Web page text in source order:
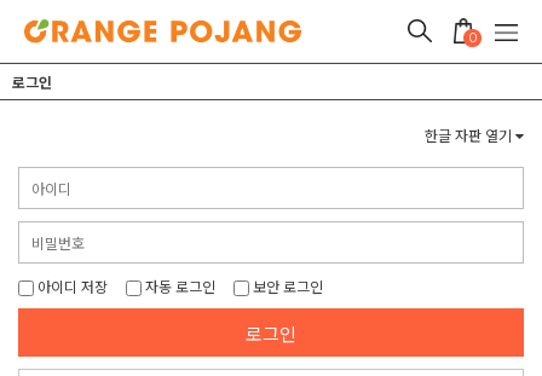
0
로그인
한글 자판 열기
아이디 저장 자동 로그인 보안 로그인
로그인